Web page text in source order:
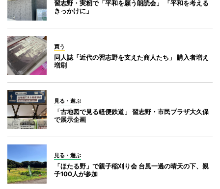
習志野・実籾で「平和を願う朗読会」 「平和を考える
きっかけに」
買う
同人誌「近代の習志野を支えた商人たち」 購入者増え
増刷
見る・遊ぶ
「古地図で見る軽便鉄道」 習志野・市民プラザ大久保
で展示企画
見る・遊ぶ
「ほたる野」で親子稲刈り会 台風一過の晴天の下、親
子100人が参加